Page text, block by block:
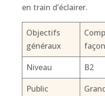
en train d’éclairer.
Objectifs
généraux
Niveau
B2
Public